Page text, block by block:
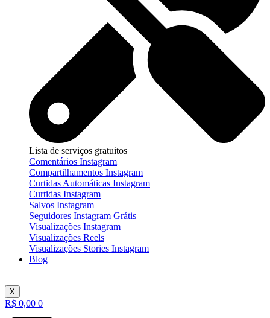
Lista de serviços gratuitos
Comentários Instagram
Compartilhamentos Instagram
Curtidas Automáticas Instagram
Curtidas Instagram
Salvos Instagram
Seguidores Instagram Grátis
Visualizações Instagram
Visualizações Reels
Visualizações Stories Instagram
Blog
X
R$ 0,00 0